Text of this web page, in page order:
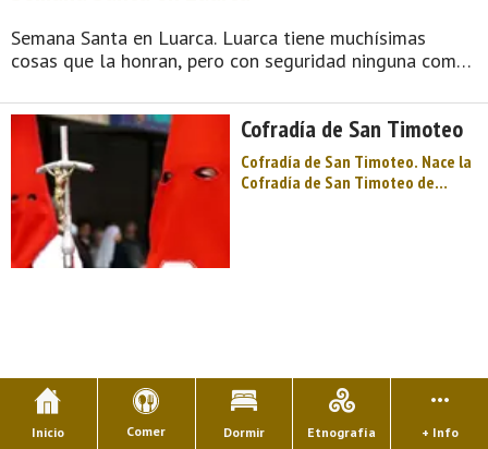
Semana Santa en Luarca. Luarca tiene muchísimas
cosas que la honran, pero con seguridad ninguna como
Nuestro Padre el Buen Jesús Nazareno, cuyo origen se
remonta a 1695), que se distingue ...Cofradía de San Timoteo
Cofradía de San Timoteo. Nace la
Cofradía de San Timoteo de
Inicio Comer Dormir Etnografía + Info